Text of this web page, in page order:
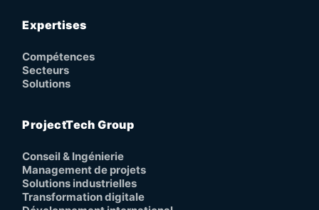
Expertises
Compétences
Secteurs
Solutions
ProjectTech Group
Conseil & Ingénierie
Management de projets
Solutions industrielles
Transformation digitale